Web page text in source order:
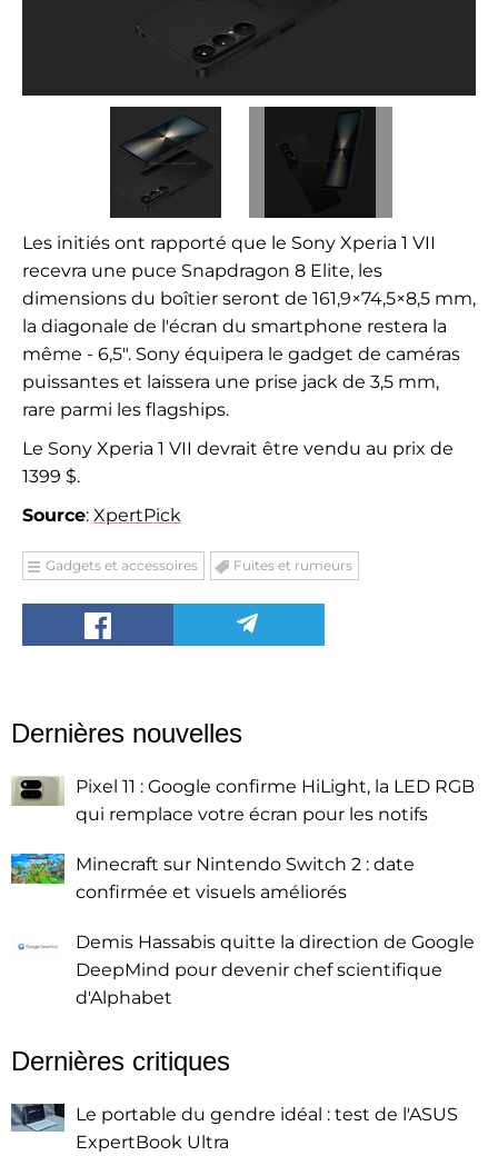
Les initiés ont rapporté que le Sony Xperia 1 VII
recevra une puce Snapdragon 8 Elite, les
dimensions du boîtier seront de 161,9×74,5×8,5 mm,
la diagonale de l'écran du smartphone restera la
même - 6,5″. Sony équipera le gadget de caméras
puissantes et laissera une prise jack de 3,5 mm,
rare parmi les flagships.
Le Sony Xperia 1 VII devrait être vendu au prix de
1399 $.
Source: XpertPick
Gadgets et accessoires Fuites et rumeurs
Dernières nouvelles
Pixel 11 : Google confirme HiLight, la LED RGB
qui remplace votre écran pour les notifs
Minecraft sur Nintendo Switch 2 : date
confirmée et visuels améliorés
Demis Hassabis quitte la direction de Google
DeepMind pour devenir chef scientifique
d'Alphabet
Dernières critiques
Le portable du gendre idéal : test de l'ASUS
ExpertBook Ultra